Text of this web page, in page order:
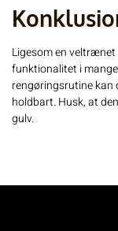
Ligesom en
funktionalitet i
rengøringsrutine
holdbart. Husk, at
gulv.